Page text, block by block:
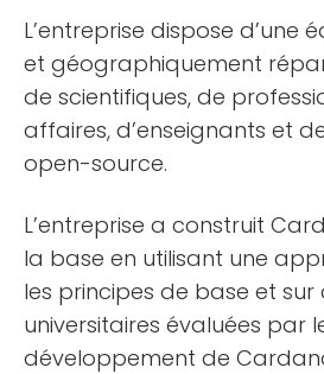
L’entreprise dispose d’une
et géographiquement
de scientifiques, de
affaires, d’enseignants et
open-source.
L’entreprise a construit
la base en utilisant une
les principes de base et sur
universitaires évaluées par
développement de